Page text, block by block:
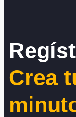
Crea